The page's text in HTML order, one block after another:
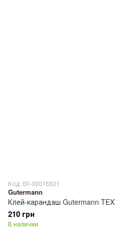
Код: 00-00016831
Gutermann
Клей-карандаш Gutermann
210 грн
В наличии